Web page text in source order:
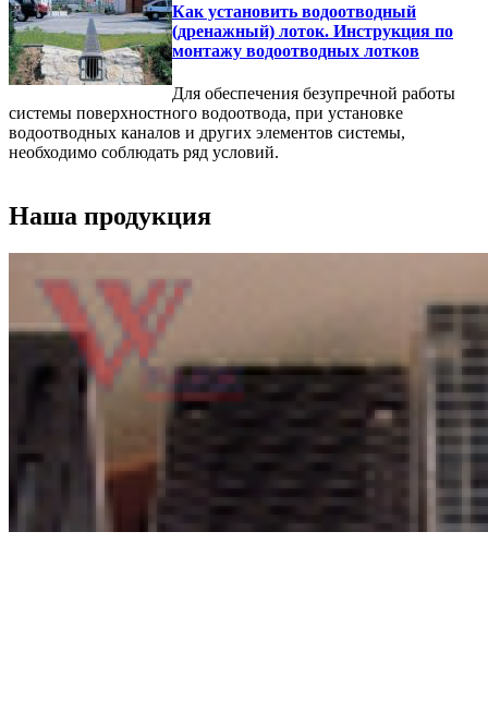
Как установить водоотводный
(дренажный) лоток. Инструкция по
монтажу водоотводных лотков
Для обеспечения безупречной работы
системы поверхностного водоотвода, при установке
водоотводных каналов и других элементов системы,
необходимо соблюдать ряд условий.
Наша продукция